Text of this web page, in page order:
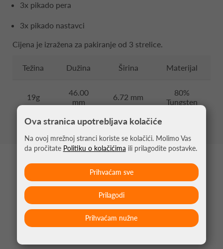
3x pikado pera
3x pikado nastavci
Cijena je izražena za pakiranje od 3 strelice.
Težina Dužina Širina Materijal
19g
46.00
mm
6.72 mm
80%
Tungsten
MOŽDA VAS ZANIMA
Ova stranica upotrebljava kolačiće
Na ovoj mrežnoj stranci koriste se kolačići. Molimo Vas
da pročitate Politiku o kolačićima ili prilagodite postavke.
Prihvaćam nužne
Prilagodi
Prihvaćam sve